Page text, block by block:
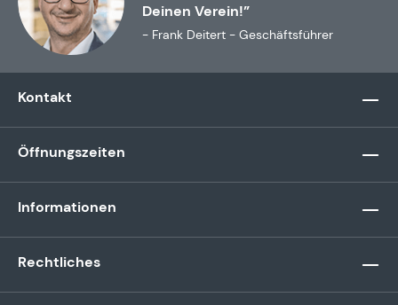
Deinen Verein!”
- Frank Deitert - Geschäftsführer
Kontakt
Öffnungszeiten
Informationen
Rechtliches